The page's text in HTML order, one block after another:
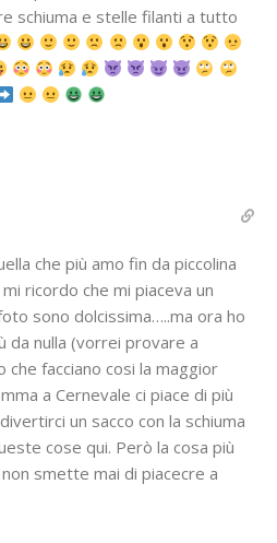
schiuma e stelle filanti a tutto
che più amo fin da piccolina
ricordo che mi piaceva un
sono dolcissima…..ma ora ho
da nulla (vorrei provare a
che facciano cosi la maggior
a Cernevale ci piace di più
un sacco con la schiuma
cose qui. Però la cosa più
smette mai di piacecre a